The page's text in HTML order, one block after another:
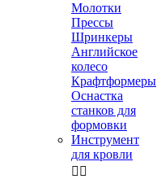
Молотки
Прессы
Шринкеры
Английское
колесо
Крафтформеры
Оснастка
станков для
формовки
Инструмент
для кровли
 